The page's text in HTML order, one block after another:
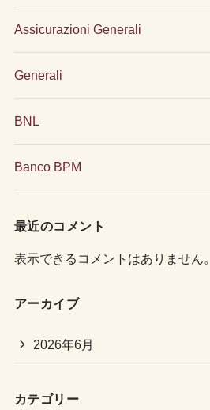
Assicurazioni Generali
Generali
BNL
Banco BPM
最近のコメント
表示できるコメントはありません。
アーカイブ
2026年6月
カテゴリー